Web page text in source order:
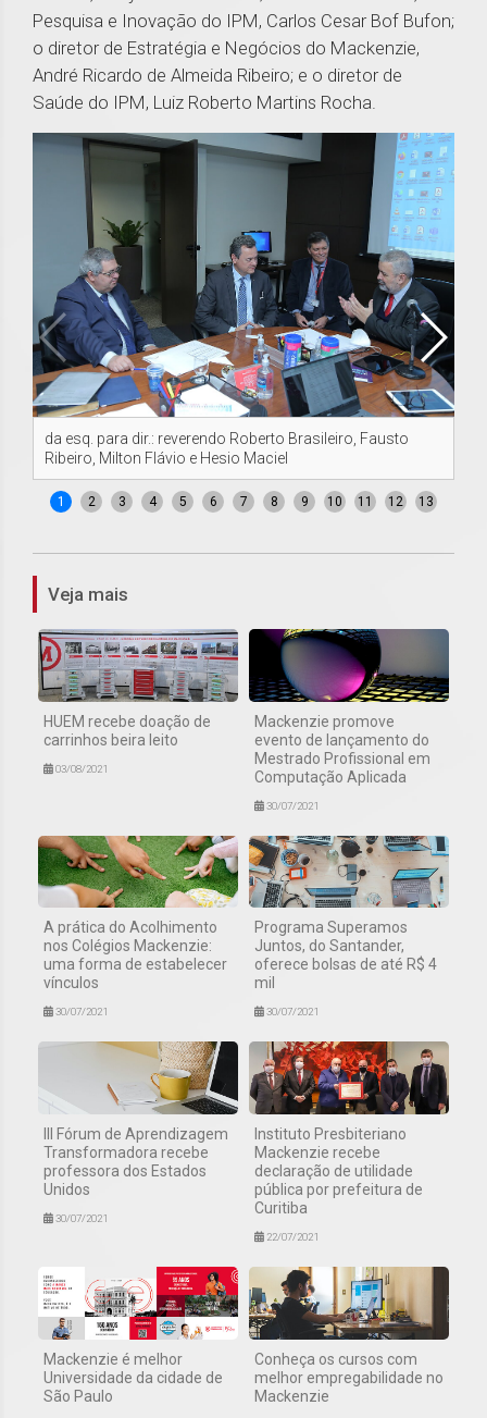
Pesquisa e Inovação do IPM, Carlos Cesar Bof Bufon;
o diretor de Estratégia e Negócios do Mackenzie,
André Ricardo de Almeida Ribeiro; e o diretor de
Saúde do IPM, Luiz Roberto Martins Rocha.
da esq. para dir.: reverendo Roberto Brasileiro, Fausto
Ribeiro, Milton Flávio e Hesio Maciel
1 2 3 4 5 6 7 8 9 10 11 12 13
Veja mais
HUEM recebe doação de
carrinhos beira leito
03/08/2021
Mackenzie promove
evento de lançamento do
Mestrado Profissional em
Computação Aplicada
30/07/2021
A prática do Acolhimento
nos Colégios Mackenzie:
uma forma de estabelecer
vínculos
30/07/2021
Programa Superamos
Juntos, do Santander,
oferece bolsas de até R$ 4
mil
30/07/2021
III Fórum de Aprendizagem
Transformadora recebe
professora dos Estados
Unidos
30/07/2021
Instituto Presbiteriano
Mackenzie recebe
declaração de utilidade
pública por prefeitura de
Curitiba
22/07/2021
Mackenzie é melhor
Universidade da cidade de
São Paulo
Conheça os cursos com
melhor empregabilidade no
Mackenzie